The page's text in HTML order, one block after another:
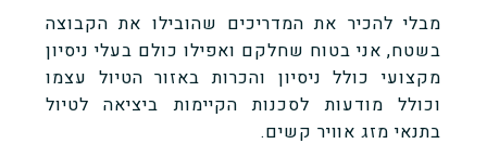
מבלי להכיר את המדריכים שהובילו את הקבוצה
בשטח, אני בטוח שחלקם ואפילו כולם בעלי ניסיון
מקצועי כולל ניסיון והכרות באזור הטיול עצמו
וכולל מודעות לסכנות הקיימות ביציאה לטיול
בתנאי מזג אוויר קשים.